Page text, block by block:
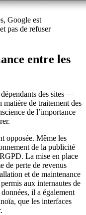
Google est
pas de refuser
entre les
dépendants des sites —
de traitement des
de l’importance
opposée. Même les
de la publicité
La mise en place
de perte de revenus
et de maintenance
aux internautes de
il a également
que les interfaces